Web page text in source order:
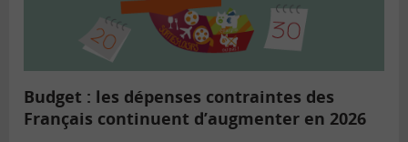
Budget : les dépenses contraintes des
Français continuent d’augmenter en 2026